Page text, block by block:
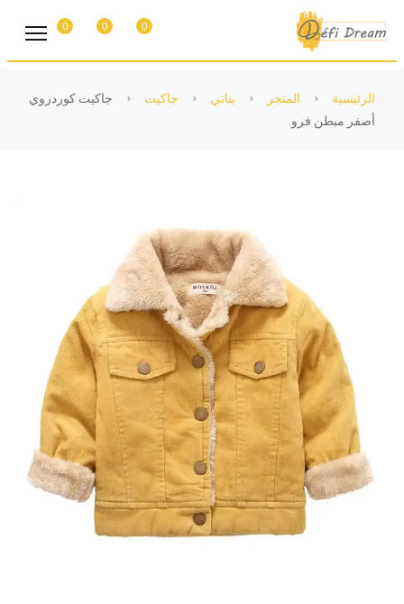
0
0
0
الرئيسية المتجر بناتي جاكيت
جاكيت كوردروي
أصفر مبطن فرو